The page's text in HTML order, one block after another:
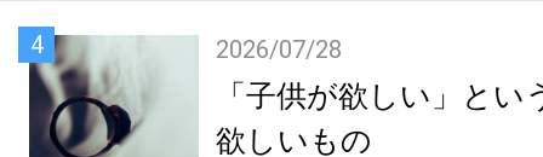
4 2026/07/28
「子供が欲しい」とい
欲しいもの